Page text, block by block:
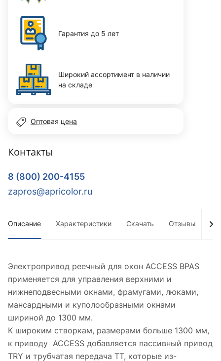
Гарантия до 5 лет
Широкий ассортимент в наличии
на складе
Оптовая цена
Контакты
8 (800) 200-4155
zapros@apricolor.ru
Описание Характеристики Скачать Отзывы
Электропривод реечный для окон ACCESS BPAS
применяется для управления верхними и
нижнеподвесными окнами, фрамугами, люками,
мансардными и куполообразными окнами
шириной до 1300 мм.
К широким створкам, размерами больше 1300 мм,
к приводу ACCESS добавляется пассивный привод
TRY и трубчатая передача TT, которые из-